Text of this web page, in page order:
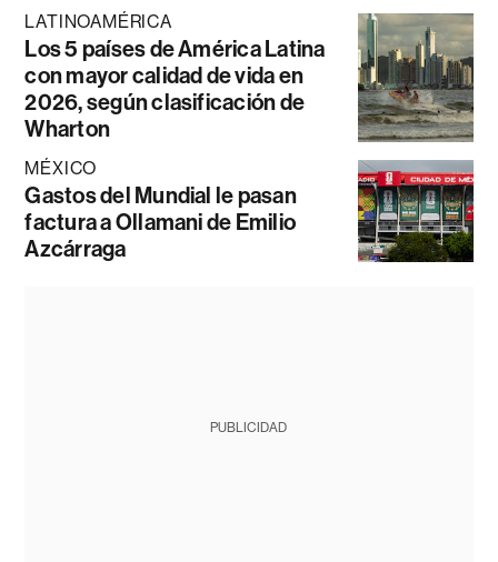
LATINOAMÉRICA
Los 5 países de América Latina
con mayor calidad de vida en
2026, según clasificación de
Wharton
MÉXICO
Gastos del Mundial le pasan
factura a Ollamani de Emilio
Azcárraga
PUBLICIDAD